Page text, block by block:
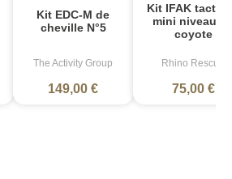
Kit EDC-M de
cheville N°5
The Activity Group
149,00 €
Kit IFAK
mini niveau 1
coyote
Rhino Rescue
75,00 €